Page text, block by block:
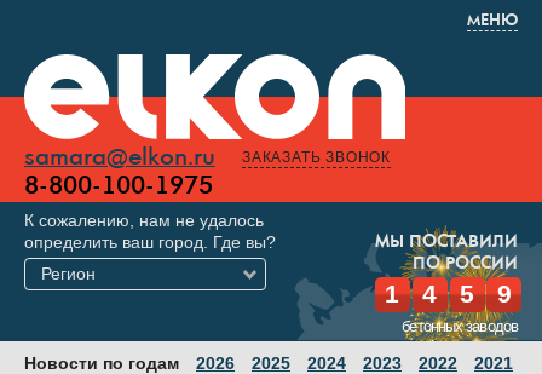
МЕНЮ
samara@elkon.ru
8-800-100-1975
ЗАКАЗАТЬ ЗВОНОК
МЫ ПОСТАВИЛИ
ПО РОССИИ
1 4 5 9
бетонных заводов
К сожалению, нам не удалось
определить ваш город. Где вы?
Регион
Новости по годам 2026 2025 2024 2023 2022 2021